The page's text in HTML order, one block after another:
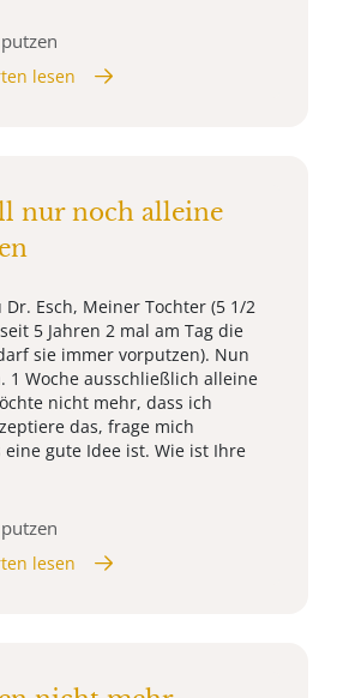
lesen
nur noch alleine
Esch, Meiner Tochter (5 1/2
5 Jahren 2 mal am Tag die
sie immer vorputzen). Nun
1 Woche ausschließlich alleine
nicht mehr, dass ich
das, frage mich
gute Idee ist. Wie ist Ihre
lesen